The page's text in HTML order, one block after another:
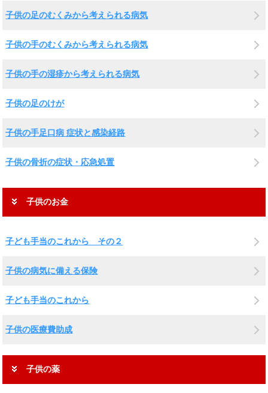
子供の足のむくみから考えられる病気
子供の手のむくみから考えられる病気
子供の手の湿疹から考えられる病気
子供の足のけが
子供の手足口病 症状と感染経路
子供の骨折の症状・応急処置
子供のお金
子ども手当のこれから その２
子供の病気に備える保険
子ども手当のこれから
子供の医療費助成
子供の薬